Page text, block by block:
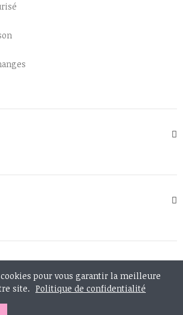
pour vous garantir la meilleure
site. Politique de confidentialité